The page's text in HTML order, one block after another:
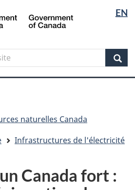
Aller
au
principal
Skip
to
government"
Passer
à
version
simplifiée
langue
EN
Canada
naturelles Canada
Infrastructures de l'électricité
Canada fort :